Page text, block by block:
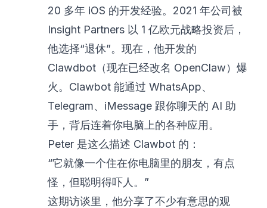
20 多年 iOS 的开发经验。2021 年公司被
Insight Partners 以 1 亿欧元战略投资后，
他选择“退休”。现在，他开发的
Clawdbot（现在已经改名 OpenClaw）爆
火。Clawbot 能通过 WhatsApp、
Telegram、iMessage 跟你聊天的 AI 助
手，背后连着你电脑上的各种应用。
Peter 是这么描述 Clawbot 的：
“它就像一个住在你电脑里的朋友，有点
怪，但聪明得吓人。”
这期访谈里，他分享了不少有意思的观